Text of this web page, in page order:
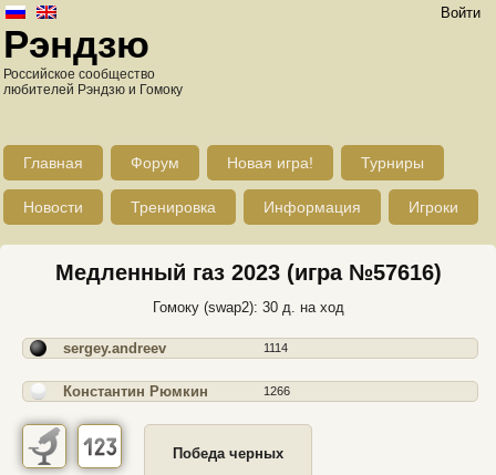
Войти
Рэндзю
Российское сообщество
любителей Рэндзю и Гомоку
Главная Форум Новая игра! Турниры
Новости Тренировка Информация Игроки
Медленный газ 2023 (игра №57616)
Гомоку (swap2): 30 д. на ход
sergey.andreev 1114
Константин Рюмкин 1266
Победа черных